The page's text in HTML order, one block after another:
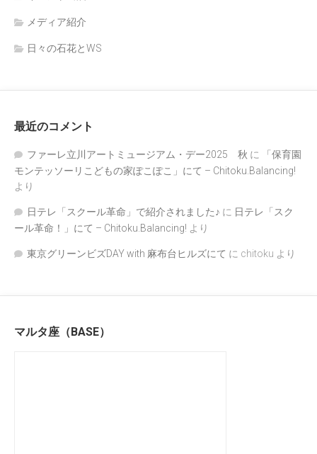
メディア紹介
日々の石花とWS
最近のコメント
ファーレ立川アートミュージアム・デー2025 秋 に
「保育園
モンテッソーリこどもの家ぽこぽこ」にて – Chitoku.Balancing!
より
日テレ「スクール革命」で紹介されました♪ に 日テレ「スク
ール革命！」にて – Chitoku.Balancing! より
東京グリーンビズDAY with 麻布台ヒルズにて に chitoku より
マルタ座（BASE）